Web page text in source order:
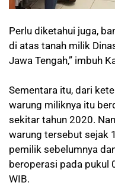
Perlu diketahui juga,
di atas tanah milik
Jawa Tengah,” imbuh
Sementara itu, dari
warung miliknya itu
sekitar tahun 2020.
warung tersebut sejak
pemilik sebelumnya
beroperasi pada pukul
WIB.